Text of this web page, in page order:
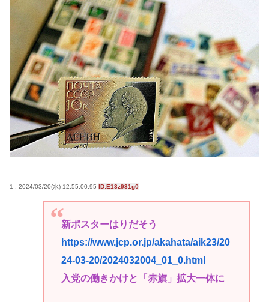
1 : 2024/03/20(水) 12:55:00.95 ID:E13z931g0
新ポスターはりだそう
https://www.jcp.or.jp/akahata/aik23/20
24-03-20/2024032004_01_0.html
入党の働きかけと「赤旗」拡大一体に